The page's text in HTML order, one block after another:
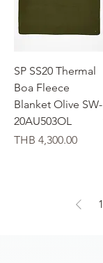
SP SS20 Thermal
Boa Fleece
Blanket Olive SW-
20AU503OL
Price
THB 4,300.00
1